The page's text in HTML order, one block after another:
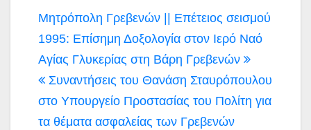
Πλοήγηση
άρθρων
Μητρόπολη Γρεβενών || Επέτειος σεισμού
1995: Επίσημη Δοξολογία στον Ιερό Ναό
Αγίας Γλυκερίας στη Βάρη Γρεβενών
Συναντήσεις του Θανάση Σταυρόπουλου
στο Υπουργείο Προστασίας του Πολίτη για
τα θέματα ασφαλείας των Γρεβενών